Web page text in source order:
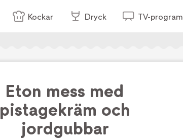
Kockar Dryck TV-program
Eton mess med
pistagekräm och
jordgubbar